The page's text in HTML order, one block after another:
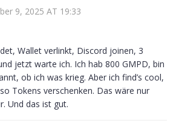
9, 2025 AT 19:33
Wallet verlinkt, Discord joinen, 3
jetzt warte ich. Ich hab 800 GMPD, bin
ob ich was krieg. Aber ich find’s cool,
Tokens verschenken. Das wäre nur
Und das ist gut.